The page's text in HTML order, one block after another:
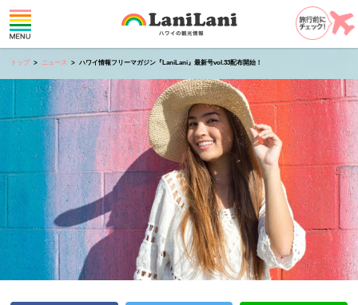
トップ ニュース ハワイ情報フリーマガジン『LaniLani』最新号vol.33配布開始！